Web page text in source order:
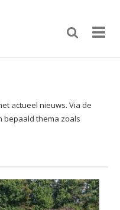
actueel nieuws. Via de
bepaald thema zoals